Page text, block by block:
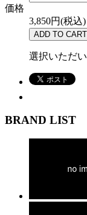
価格
3,850円(税込)
選択いただ
BRAND LIST